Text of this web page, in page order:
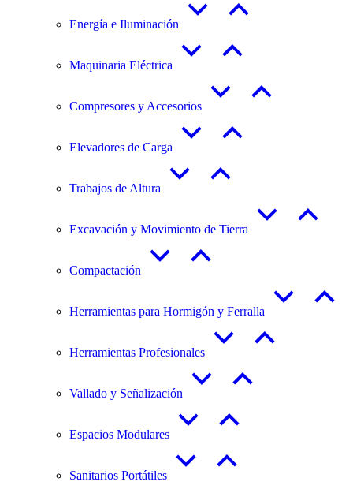
Energía e Iluminación
Maquinaria Eléctrica
Compresores y Accesorios
Elevadores de Carga
Trabajos de Altura
Excavación y Movimiento de Tierra
Compactación
Herramientas para Hormigón y Ferralla
Herramientas Profesionales
Vallado y Señalización
Espacios Modulares
Sanitarios Portátiles